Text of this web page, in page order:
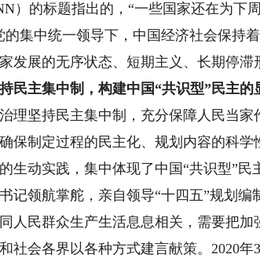
）的标题指出的，“一些国家还在为下
的集中统一领导下，中国经济社会保持
发展的无序状态、短期主义、长期停滞
主集中制，构建中国“共识型”民主的
坚持民主集中制，充分保障人民当家
保制定过程的民主化、规划内容的科
生动实践，集中体现了中国“共识型”民
领航掌舵，亲自领导“十四五”规划编
人民群众生产生活息息相关，需要把
社会各界以各种方式建言献策。2020